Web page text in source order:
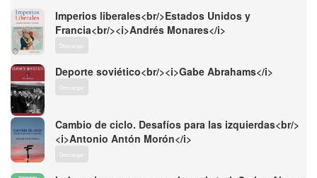
Imperios liberales<br/>Estados Unidos y
Francia<br/><i>Andrés Monares</i>
Descargar
Deporte soviético<br/><i>Gabe Abrahams</i>
Descargar
Cambio de ciclo. Desafíos para las izquierdas<br/>
<i>Antonio Antón Morón</i>
Descargar